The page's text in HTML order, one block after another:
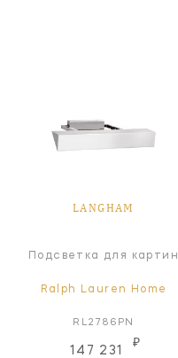
LANGHAM
Подсветка для картин
Ralph Lauren Home
RL2786PN
147 231
₽